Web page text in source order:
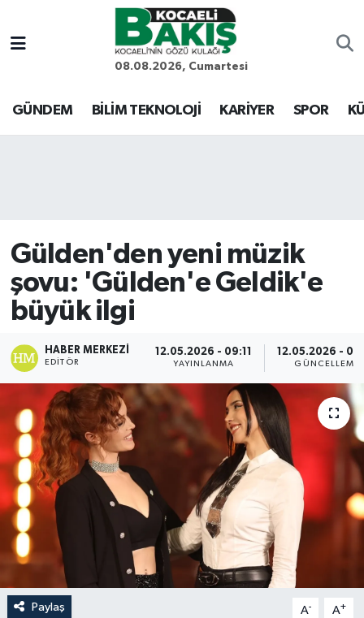
08.08.2026, Cumartesi
GÜNDEM BİLİM TEKNOLOJİ KARİYER SPOR
Gülden'den yeni müzik
şovu: 'Gülden'e Geldik'e
büyük ilgi
HABER MERKEZI
EDITÖR
12.05.2026 - 09:11
YAYINLANMA
12.05.2026 -
GÜNCELLEME
Paylaş A- A+
Kocaeli Nöbetçi Eczaneler
Kocaeli Hava Durumu
Son Dakika Haberleri
Haber Arşivi